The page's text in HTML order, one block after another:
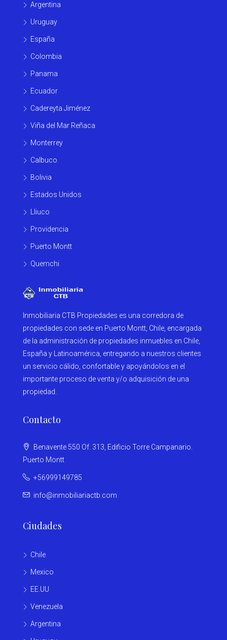
Argentina
Uruguay
España
Colombia
Panama
Ecuador
Cadereyta Jiménez
Viña del Mar Reñaca
Monterrey
Calbuco
Bolivia
Estados Unidos
Lliuco
Providencia
Puerto Montt
Quemchi
Inmobiliaria CTB Propiedades es una corredora de
propiedades con sede en Puerto Montt, Chile, encargada
de la administración de propiedades inmuebles en Chile,
España y Latinoamérica, entregando a nuestros clientes
un servicio cálido, confortable y apoyándolos en el
importante proceso de venta y/o adquisición de una
propiedad.
Contacto
Benavente 550 Of. 313, Edificio Torre Campanario.
Puerto Montt
+56999149785
info@inmobiliariactb.com
Ciudades
Chile
Mexico
EE.UU
Venezuela
Argentina